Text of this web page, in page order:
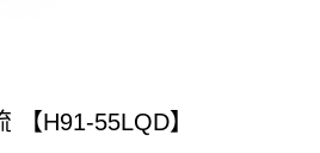
【H91-55LQD】